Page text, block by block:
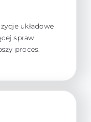
układowe
spraw
proces.